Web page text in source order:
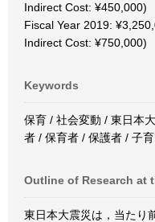
Indirect Cost: ¥450,000)
Fiscal Year 2019:
Indirect Cost: ¥750,000)
Keywords
保育 / 社会変動 / 東日本
者 / 保育者 / 保護者 / 子
Outline of Research at
東日本大震災は，当たり